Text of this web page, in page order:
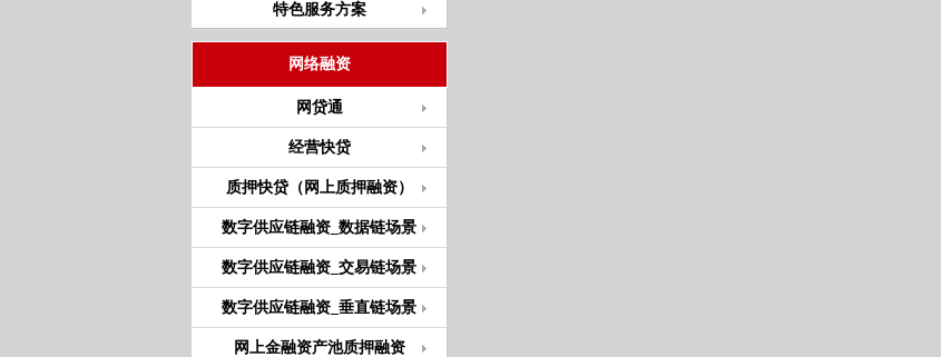
特色服务方案
网络融资
网贷通
经营快贷
质押快贷（网上质押融资）
数字供应链融资_数据链场景
数字供应链融资_交易链场景
数字供应链融资_垂直链场景
网上金融资产池质押融资